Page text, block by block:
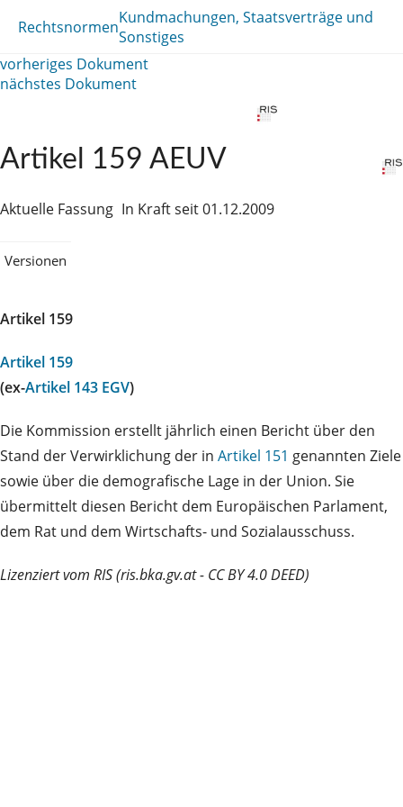
RechtsnormenKundmachungen, Staatsverträge und
Sonstiges
vorheriges Dokument
nächstes Dokument
Artikel 159 AEUV
Aktuelle Fassung In Kraft seit 01.12.2009
Versionen
Artikel 159
Artikel 159
(ex-Artikel 143 EGV)
Die Kommission erstellt jährlich einen Bericht über den
Stand der Verwirklichung der in Artikel 151 genannten Ziele
sowie über die demografische Lage in der Union. Sie
übermittelt diesen Bericht dem Europäischen Parlament,
dem Rat und dem Wirtschafts- und Sozialausschuss.
Lizenziert vom RIS (ris.bka.gv.at - CC BY 4.0 DEED)